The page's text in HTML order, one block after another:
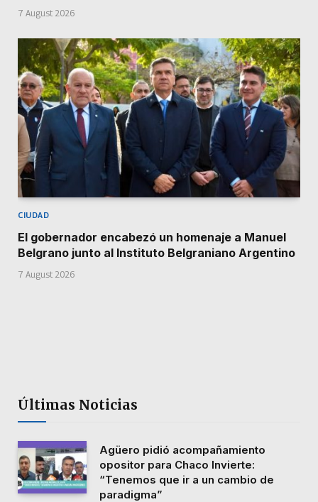
7 August 2026
CIUDAD
El gobernador encabezó un homenaje a Manuel
Belgrano junto al Instituto Belgraniano Argentino
7 August 2026
Últimas Noticias
Agüero pidió acompañamiento
opositor para Chaco Invierte:
“Tenemos que ir a un cambio de
paradigma”